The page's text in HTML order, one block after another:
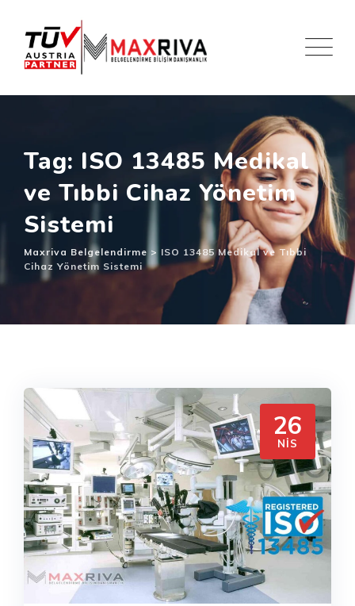
content
Tag: ISO 13485 Medikal
ve Tıbbi Cihaz Yönetim
Sistemi
Maxriva Belgelendirme > ISO 13485 Medikal ve Tıbbi
Cihaz Yönetim Sistemi
26
NIS